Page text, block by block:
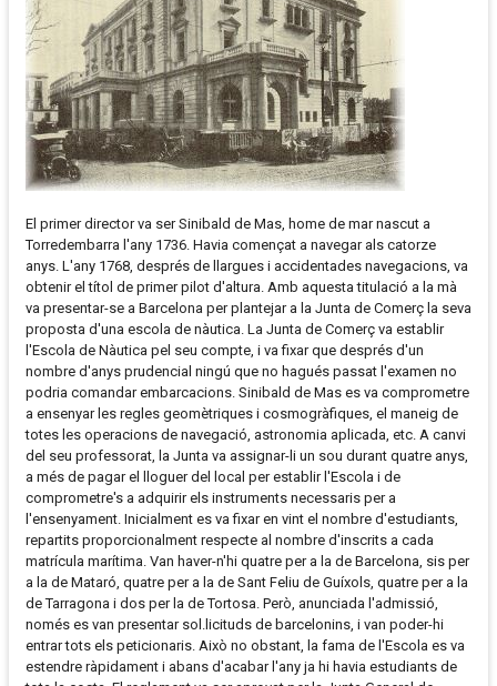
El primer director va ser Sinibald de Mas, home de mar nascut a
Torredembarra l'any 1736. Havia començat a navegar als catorze
anys. L'any 1768, després de llargues i accidentades navegacions, va
obtenir el títol de primer pilot d'altura. Amb aquesta titulació a la mà
va presentar-se a Barcelona per plantejar a la Junta de Comerç la seva
proposta d'una escola de nàutica. La Junta de Comerç va establir
l'Escola de Nàutica pel seu compte, i va fixar que després d'un
nombre d'anys prudencial ningú que no hagués passat l'examen no
podria comandar embarcacions. Sinibald de Mas es va comprometre
a ensenyar les regles geomètriques i cosmogràfiques, el maneig de
totes les operacions de navegació, astronomia aplicada, etc. A canvi
del seu professorat, la Junta va assignar-li un sou durant quatre anys,
a més de pagar el lloguer del local per establir l'Escola i de
comprometre's a adquirir els instruments necessaris per a
l'ensenyament. Inicialment es va fixar en vint el nombre d'estudiants,
repartits proporcionalment respecte al nombre d'inscrits a cada
matrícula marítima. Van haver-n'hi quatre per a la de Barcelona, sis per
a la de Mataró, quatre per a la de Sant Feliu de Guíxols, quatre per a la
de Tarragona i dos per la de Tortosa. Però, anunciada l'admissió,
només es van presentar sol.licituds de barcelonins, i van poder-hi
entrar tots els peticionaris. Això no obstant, la fama de l'Escola es va
estendre ràpidament i abans d'acabar l'any ja hi havia estudiants de